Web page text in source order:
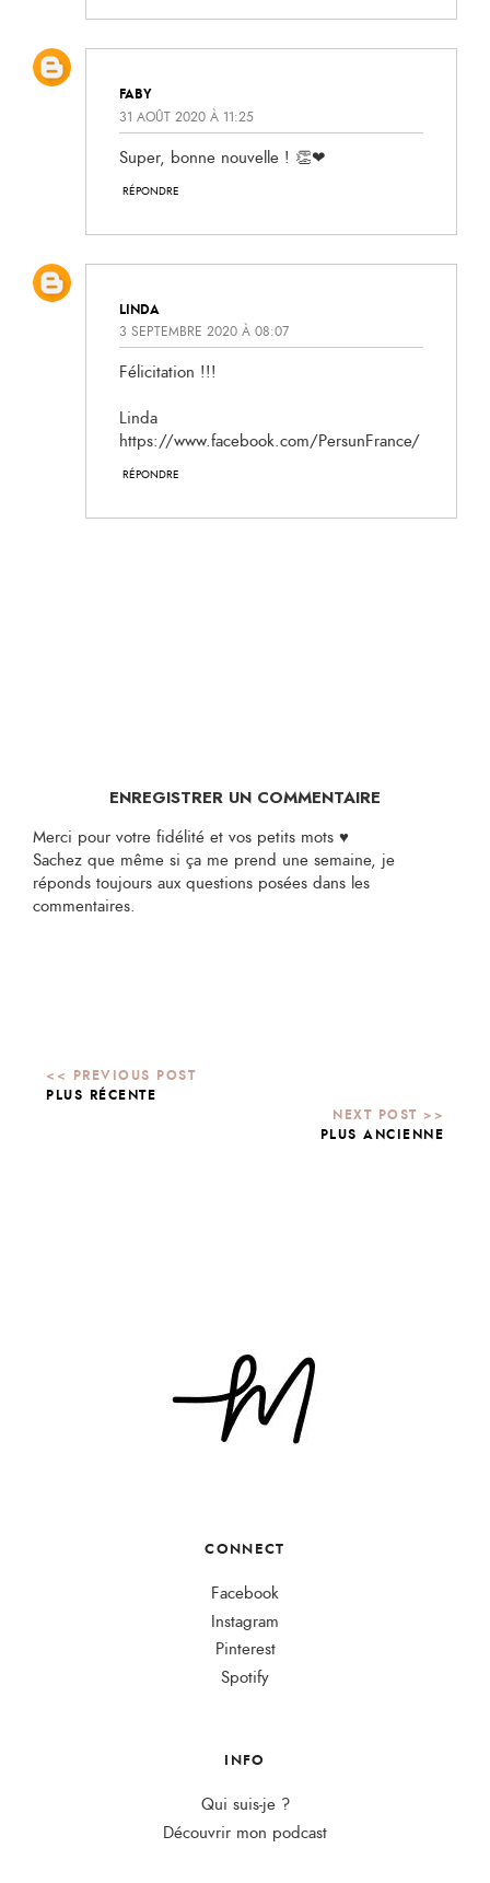
FABY
31 AOÛT 2020 À 11:25
Super, bonne nouvelle ! 👏❤
RÉPONDRE
LINDA
3 SEPTEMBRE 2020 À 08:07
Félicitation !!!
Linda
https://www.facebook.com/PersunFrance/
RÉPONDRE
ENREGISTRER UN COMMENTAIRE
Merci pour votre fidélité et vos petits mots ♥
Sachez que même si ça me prend une semaine, je
réponds toujours aux questions posées dans les
commentaires.
PLUS RÉCENTE
PLUS ANCIENNE
CONNECT
Facebook
Instagram
Pinterest
Spotify
INFO
Qui suis-je ?
Découvrir mon podcast